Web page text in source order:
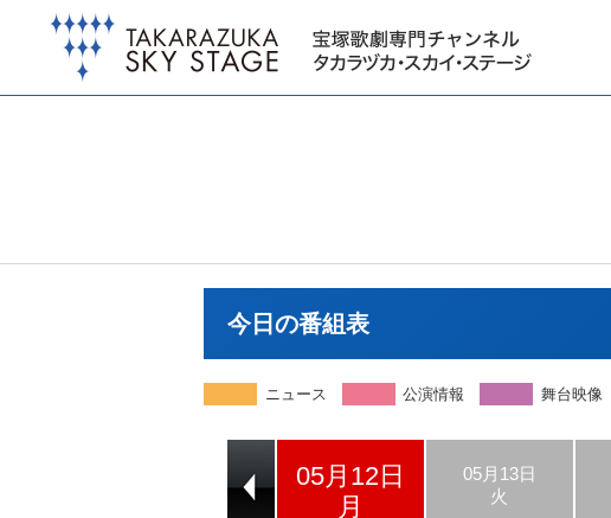
今日の番組表
ニュース 公演情報 舞台映像
05月12日
月
05月13日
火